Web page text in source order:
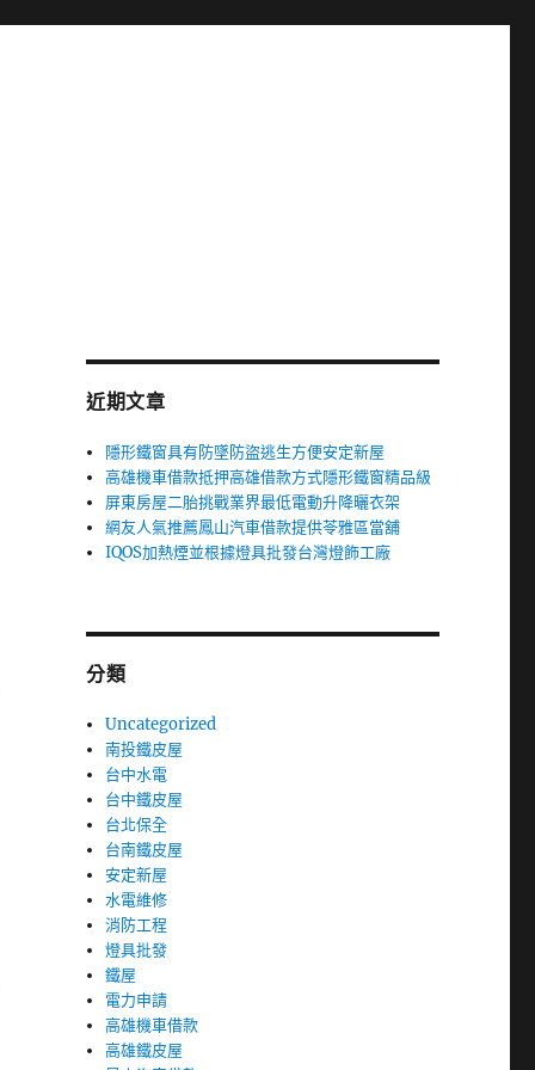
近期文章
隱形鐵窗具有防墜防盜逃生方便安定新屋
高雄機車借款抵押高雄借款方式隱形鐵窗精品級
屏東房屋二胎挑戰業界最低電動升降曬衣架
網友人氣推薦鳳山汽車借款提供苓雅區當舖
IQOS加熱煙並根據燈具批發台灣燈飾工廠
分類
Uncategorized
南投鐵皮屋
台中水電
台中鐵皮屋
台北保全
台南鐵皮屋
安定新屋
水電維修
消防工程
燈具批發
鐵屋
電力申請
高雄機車借款
高雄鐵皮屋